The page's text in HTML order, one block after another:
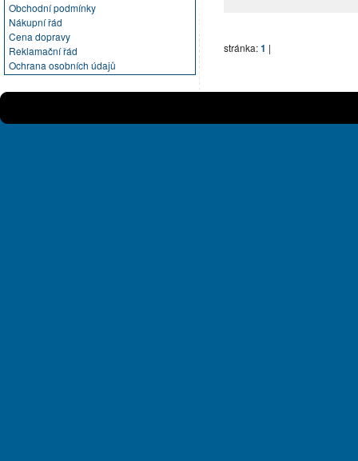
Obchodní podmínky
Nákupní řád
Cena dopravy
Reklamační řád
Ochrana osobních údajů
stránka:1 |